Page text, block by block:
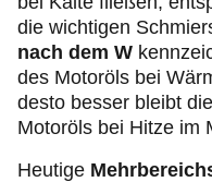
die wichtigen
nach dem W
des Motoröls bei
desto besser bleibt
Motoröls bei Hitze im
Heutige